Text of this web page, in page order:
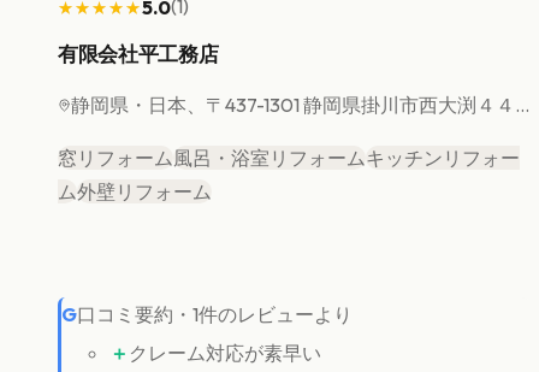
★★★★★
★★★★★5.0(1)
有限会社平工務店
静岡県 ・日本、〒437-1301 静岡県掛川市西大渕４４...
窓リフォーム風呂・浴室リフォームキッチンリフォー
ム外壁リフォーム
G口コミ要約 ・ 1件のレビューより
＋ クレーム対応が素早い